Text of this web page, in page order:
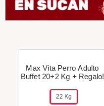
Max Vita Perro Adulto
Buffet 20+2 Kg + Regalo!
22 Kg